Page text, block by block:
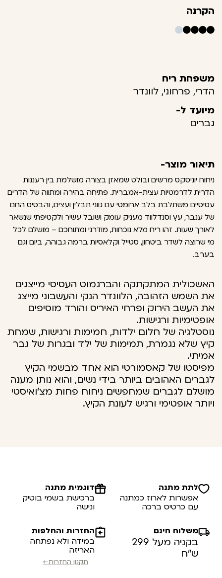
הקרנה
משפחת ריח
הדרי, פרחוני, לוונדר
מיועד ל-
גברים
תיאור מוצר-
ניחוח יוניסקס מרשים ובולט שמאזן בצורה מושלמת בין רעננות
הדרית לדרמטיות עצית-אמברית. פתיחה בהירה ומתווה של הדרים
עסיסיים משתלבת בלב ארומטי עם גווני תבלין ועצים, והבסיס החם
של ענבר, עץ וסנדלווד מעניק עומק ושובל עשיר ולקטיפתי שנשאר
לאורך שעות. זהו ריח מלא נוכחות, מודרני ומתוחכם – מושלם לכל
מי שרוצה לשדר ביטחון, סטייל וקלאסיות ברמה גבוהה, ביום וגם
בערב.
האשכולית המתקתקה והברגמוט העסיסי מייצגים
את השמש הזהובה, הלוונדר הנקי והעשבוני מייצג
את העשב הירוק ופרחי האיריס והורד מוסיפים
אופטימיות ורגישות.
נוסטלגיה של חלום ילדות, חמימות ורגישות, שמחת
קיץ שלא נגמרת, תמימות של ילד ובגרות של גבר
אמיתי.
מפיסטו של קאסמורטי הוא אחד מבשמי הקיץ
לגברים האהובים ביותר בידי נשים, והוא נותן מענה
מושלם לגברים שמחפשים ניחוח פחות מצ'ואיסטי
ויותר אופטימי ורגיש לעונת הקיץ.
לתת מתנה
אפשרות לארוז כמתנה
עם כרטיס ברכה
דוגמית מתנה
ברכישת בשמי בוטיק
ונישה
משלוח חינם
בקניה מעל 299
ש”ח
החזרות והחלפות
במידה ולא נפתחה
האריזה
תקנון החזרות←